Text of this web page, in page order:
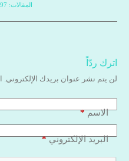
المقالات: 1297
اترك ردّاً
لن يتم نشر عنوان بريدك الإلكتروني.
الاسم*
البريد الإلكتروني*